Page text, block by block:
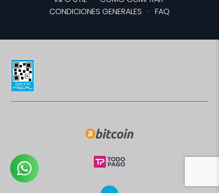
CONDICIONES GENERALES · FAQ